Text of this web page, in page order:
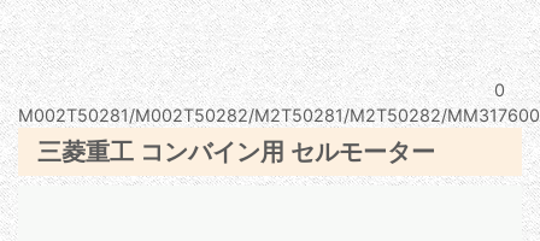
0
M002T50281/M002T50282/M2T50281/M2T50282/
三菱重工 コンバイン用 セルモーター